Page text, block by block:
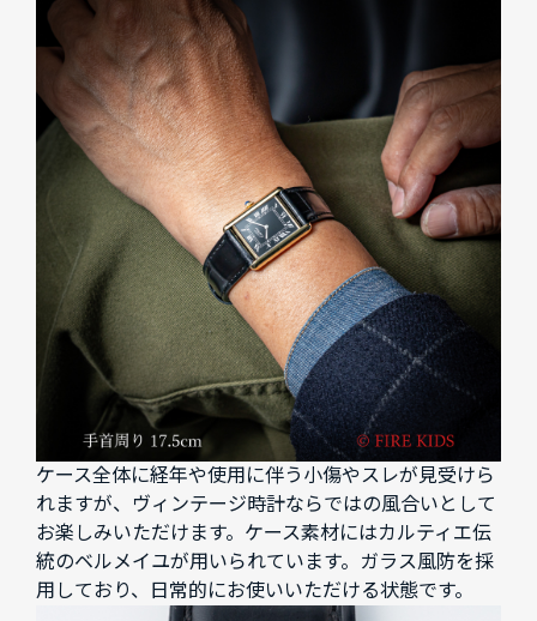
ケース全体に経年や使用に伴う小傷やスレが見受けら
れますが、ヴィンテージ時計ならではの風合いとして
お楽しみいただけます。ケース素材にはカルティエ伝
統のベルメイユが用いられています。ガラス風防を採
用しており、日常的にお使いいただける状態です。